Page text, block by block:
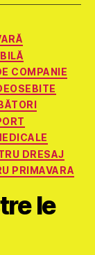
COMPANIE
DRESAJ
PRIMAVARA
le